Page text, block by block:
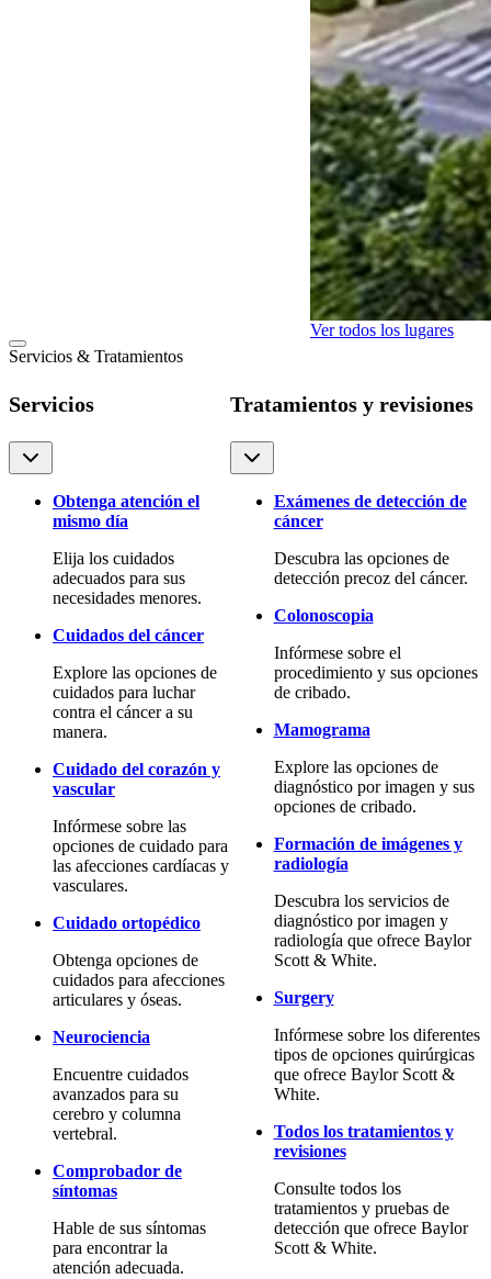
Ver todos los lugares
Servicios & Tratamientos
Servicios
Obtenga atención el
mismo día
Elija los cuidados
adecuados para sus
necesidades menores.
Cuidados del cáncer
Explore las opciones de
cuidados para luchar
contra el cáncer a su
manera.
Cuidado del corazón y
vascular
Infórmese sobre las
opciones de cuidado para
las afecciones cardíacas y
vasculares.
Cuidado ortopédico
Obtenga opciones de
cuidados para afecciones
articulares y óseas.
Neurociencia
Encuentre cuidados
avanzados para su
cerebro y columna
vertebral.
Comprobador de
síntomas
Hable de sus síntomas
para encontrar la
atención adecuada.
Tratamientos y revisiones
Exámenes de detección de
cáncer
Descubra las opciones de
detección precoz del cáncer.
Colonoscopia
Infórmese sobre el
procedimiento y sus opciones
de cribado.
Mamograma
Explore las opciones de
diagnóstico por imagen y sus
opciones de cribado.
Formación de imágenes y
radiología
Descubra los servicios de
diagnóstico por imagen y
radiología que ofrece Baylor
Scott & White.
Surgery
Infórmese sobre los diferentes
tipos de opciones quirúrgicas
que ofrece Baylor Scott &
White.
Todos los tratamientos y
revisiones
Consulte todos los
tratamientos y pruebas de
detección que ofrece Baylor
Scott & White.